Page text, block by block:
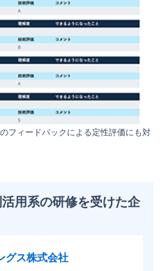
フィードバックによる定性評価にも対
用系の研修を受けた企
グス株式会社